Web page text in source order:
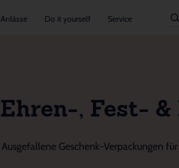
Anlässe Do it yourself Service
Ehren-, Fest- &
Ausgefallene Geschenk-Verpackungen